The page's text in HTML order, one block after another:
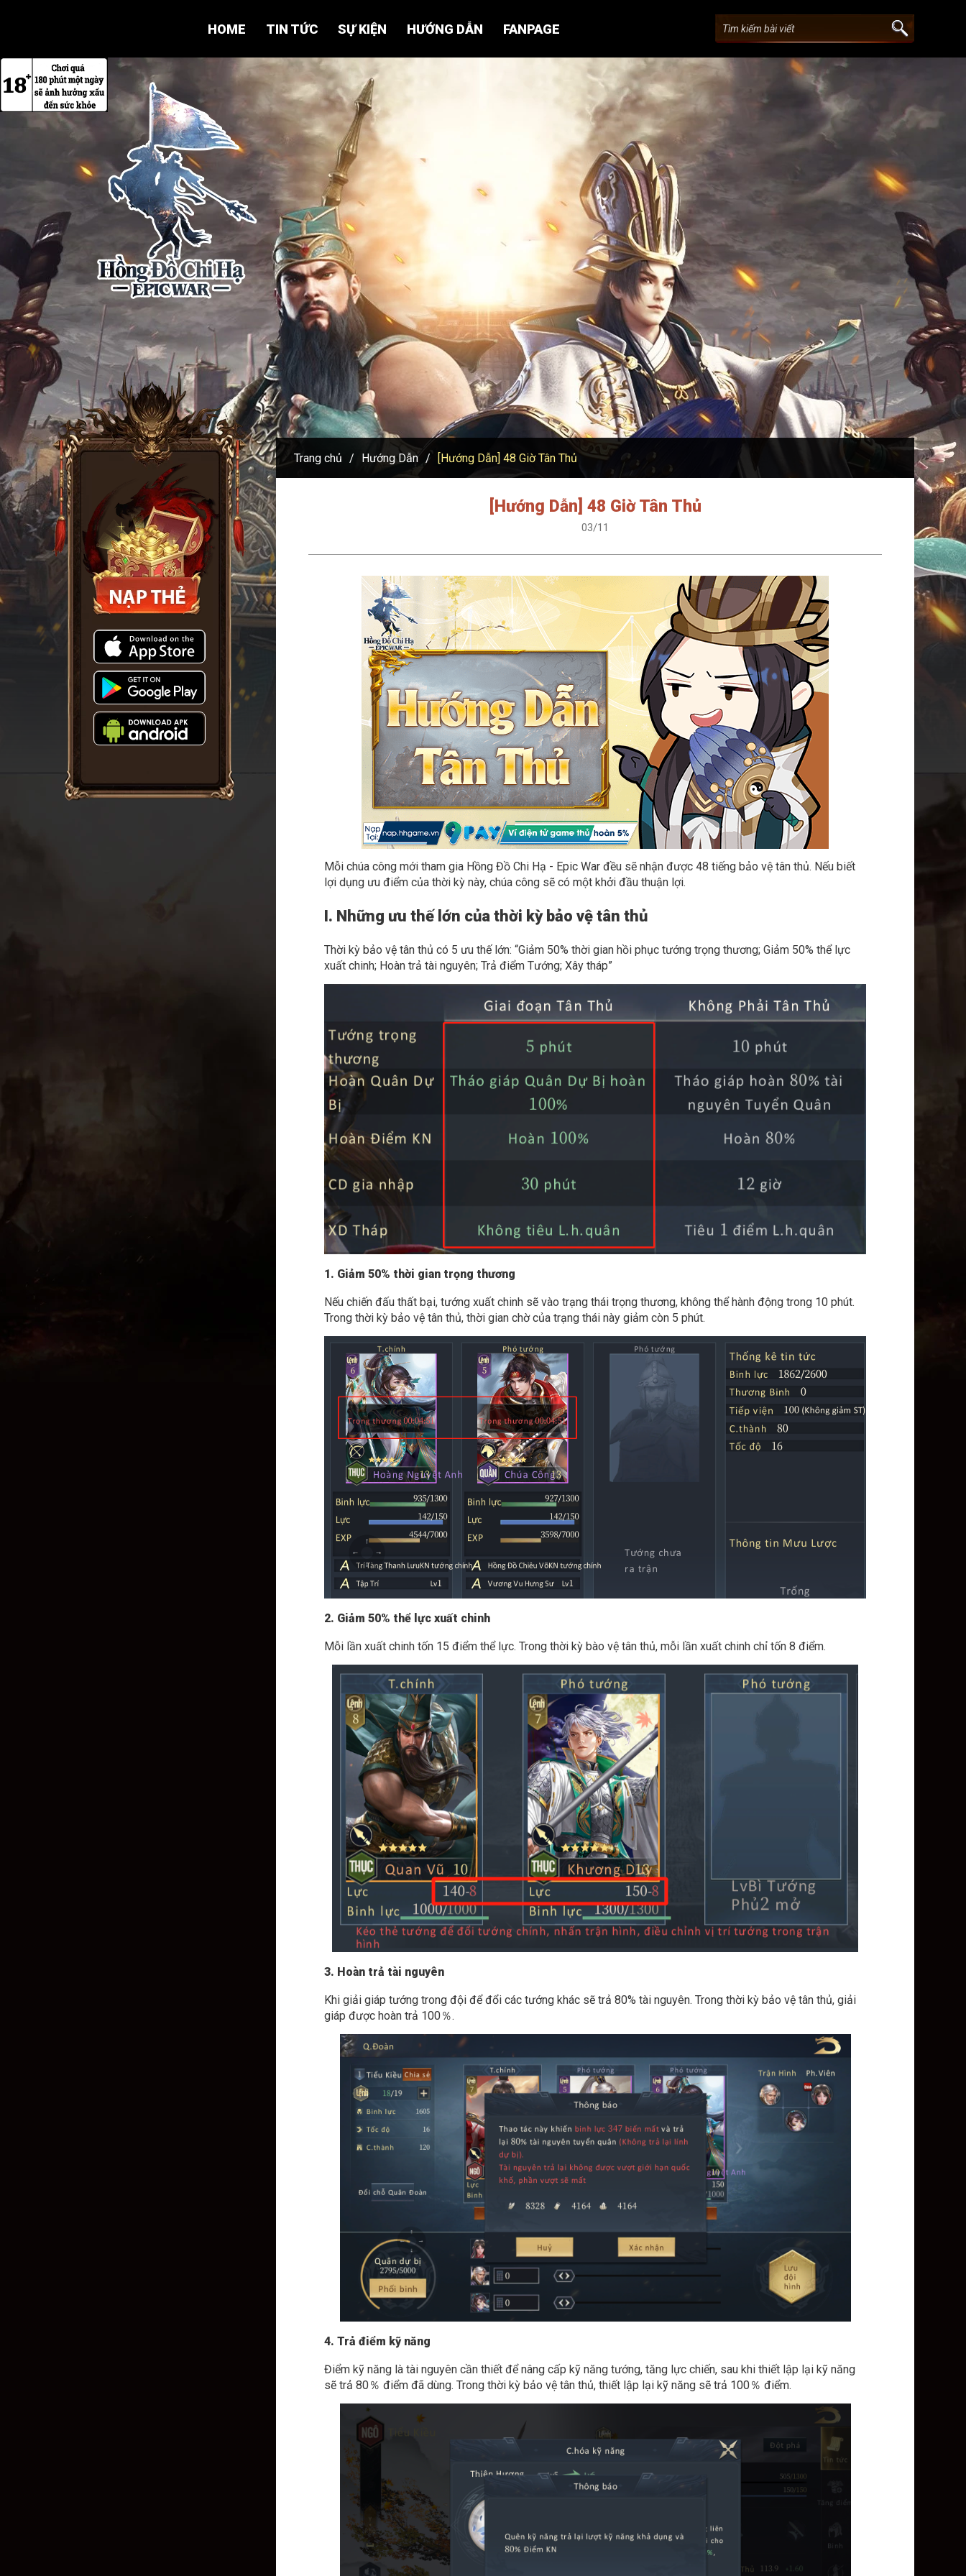
HOME TIN TỨC SỰ KIỆN HƯỚNG DẪN FANPAGE
Trang chủ Hướng Dẫn [Hướng Dẫn] 48 Giờ Tân Thủ
[Hướng Dẫn] 48 Giờ Tân Thủ
03/11
Mỗi chúa công mới tham gia Hồng Đồ Chi Hạ - Epic War đều sẽ nhận được 48 tiếng bảo vệ tân thủ. Nếu biết
lợi dụng ưu điểm của thời kỳ này, chúa công sẽ có một khởi đầu thuận lợi.
I. Những ưu thế lớn của thời kỳ bảo vệ tân thủ
Thời kỳ bảo vệ tân thủ có 5 ưu thế lớn: “Giảm 50% thời gian hồi phục tướng trọng thương; Giảm 50% thể lực
xuất chinh; Hoàn trả tài nguyên; Trả điểm Tướng; Xây tháp”
1. Giảm 50% thời gian trọng thương
Nếu chiến đấu thất bại, tướng xuất chinh sẽ vào trạng thái trọng thương, không thể hành động trong 10 phút.
Trong thời kỳ bảo vệ tân thủ, thời gian chờ của trạng thái này giảm còn 5 phút.
2. Giảm 50% thể lực xuất chinh
Mỗi lần xuất chinh tốn 15 điểm thể lực. Trong thời kỳ bào vệ tân thủ, mỗi lần xuất chinh chỉ tốn 8 điểm.
3. Hoàn trả tài nguyên
Khi giải giáp tướng trong đội để đổi các tướng khác sẽ trả 80% tài nguyên. Trong thời kỳ bảo vệ tân thủ, giải
giáp được hoàn trả 100％.
4. Trả điểm kỹ năng
Điểm kỹ năng là tài nguyên cần thiết để nâng cấp kỹ năng tướng, tăng lực chiến, sau khi thiết lập lại kỹ năng
sẽ trả 80％ điểm đã dùng. Trong thời kỳ bảo vệ tân thủ, thiết lập lại kỹ năng sẽ trả 100％ điểm.